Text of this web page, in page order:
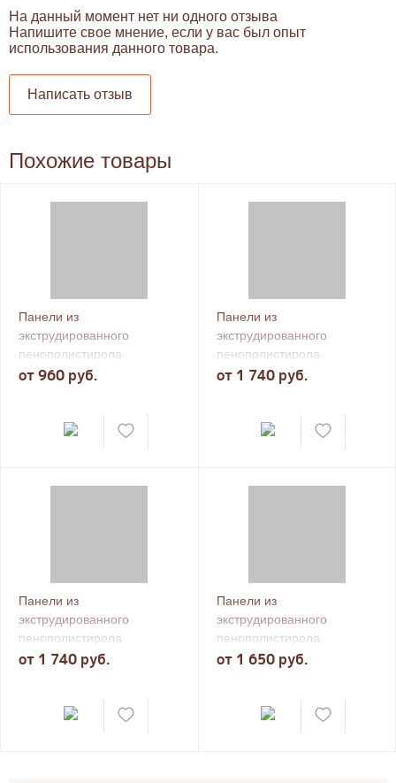
На данный момент нет ни одного отзыва
Напишите свое мнение, если у вас был опыт
использования данного товара.
Написать отзыв
Похожие товары
Панели из
экструдированного
пенополистирола
Teplofom+, 1 сторонние
от 960 руб.
Панели из
экструдированного
пенополистирола
Teplofom+, поперечный
от 1 740 руб.
Панели из
экструдированного
пенополистирола
Teplofom+, продольный
от 1 740 руб.
Панели из
экструдированного
пенополистирола
Teplofom+ Разуклонка
от 1 650 руб.